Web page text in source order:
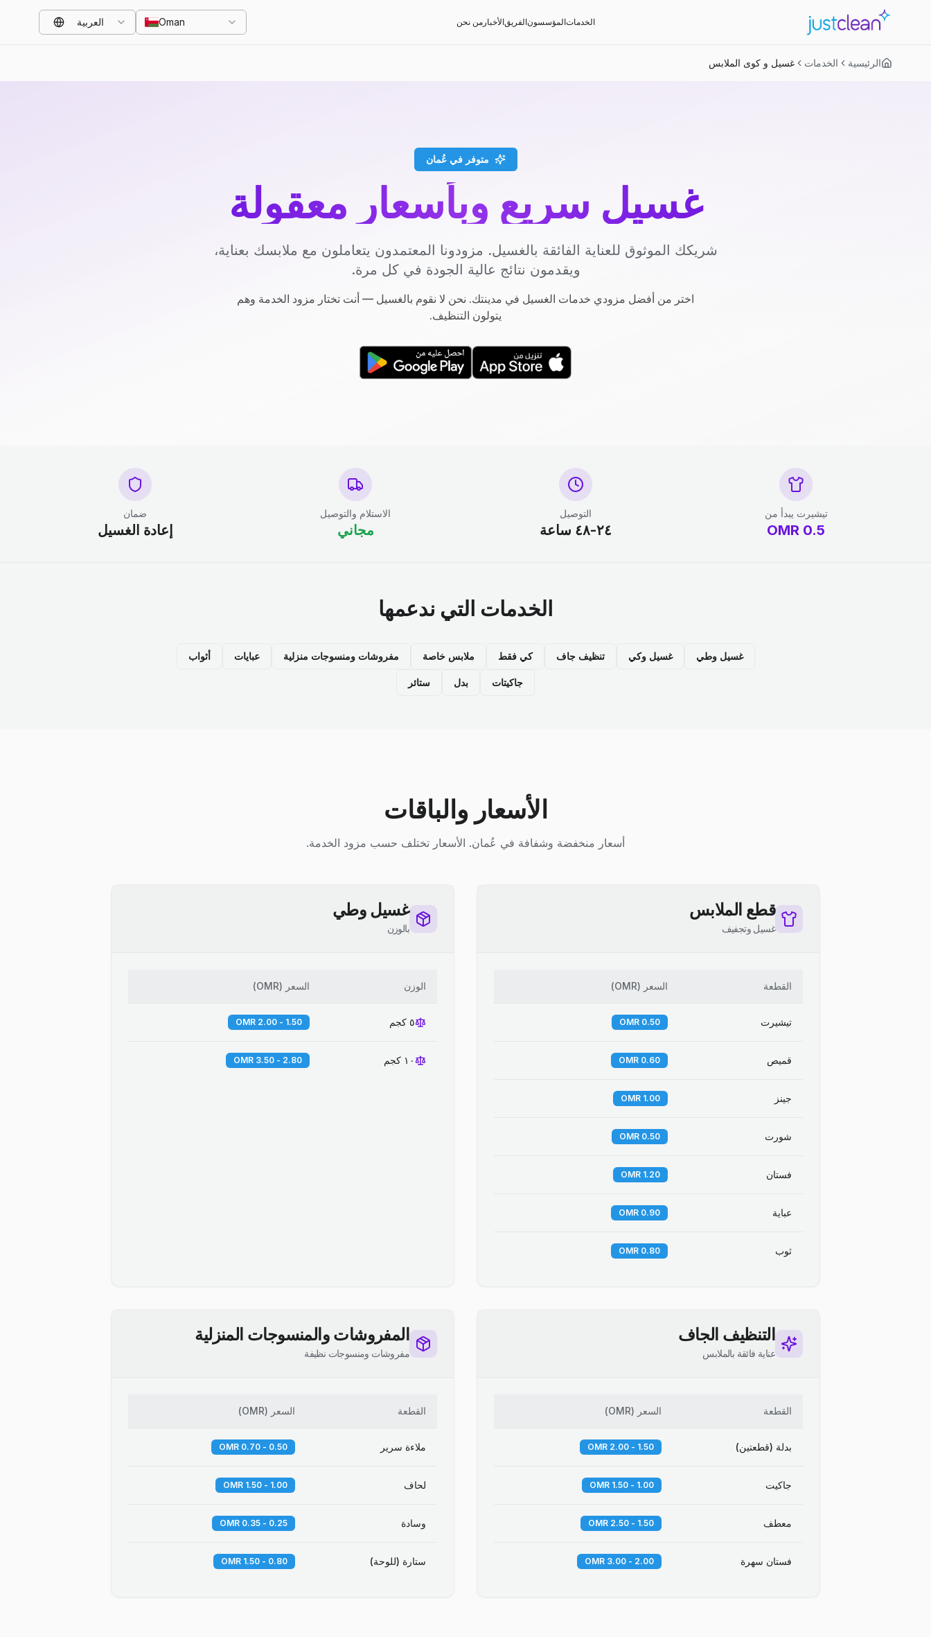
الخدماتالمؤسسونالفريقالأخبار من نحن Oman العربية
الرئيسية الخدمات غسيل و كوى الملابس
متوفر في عُمان
غسيل سريع وبأسعار معقولة
شريكك الموثوق للعناية الفائقة بالغسيل. مزودونا المعتمدون يتعاملون مع ملابسك بعناية،
ويقدمون نتائج عالية الجودة في كل مرة.
اختر من أفضل مزودي خدمات الغسيل في مدينتك. نحن لا نقوم بالغسيل — أنت تختار مزود الخدمة وهم
يتولون التنظيف.
تيشيرت يبدأ من
0.5
OMR
التوصيل
٢٤-٤٨ ساعة
الاستلام والتوصيل
مجاني
ضمان
إعادة الغسيل
الخدمات التي ندعمها
غسيل وطي غسيل وكي تنظيف جاف كي فقط ملابس خاصة مفروشات ومنسوجات منزلية عبايات أثواب
جاكيتات بدل ستائر
الأسعار والباقات
أسعار منخفضة وشفافة في عُمان. الأسعار تختلف حسب مزود الخدمة.
قطع الملابس
غسيل وتجفيف
القطعة السعر (
OMR
)
تيشيرت 0.50 OMR
قميص 0.60 OMR
جينز 1.00 OMR
شورت 0.50 OMR
فستان 1.20 OMR
عباية 0.90 OMR
ثوب 0.80 OMR
غسيل وطي
بالوزن
الوزن السعر (
OMR
)
٥ كجم 1.50 - 2.00 OMR
١٠ كجم 2.80 - 3.50 OMR
التنظيف الجاف
عناية فائقة بالملابس
القطعة السعر (
OMR
)
بدلة (قطعتين) 1.50 - 2.00 OMR
جاكيت 1.00 - 1.50 OMR
معطف 1.50 - 2.50 OMR
فستان سهرة 2.00 - 3.00 OMR
المفروشات والمنسوجات المنزلية
مفروشات ومنسوجات نظيفة
القطعة السعر (
OMR
)
ملاءة سرير 0.50 - 0.70 OMR
لحاف 1.00 - 1.50 OMR
وسادة 0.25 - 0.35 OMR
ستارة (للوحة) 0.80 - 1.50 OMR